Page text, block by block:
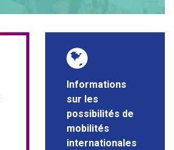
Informations
sur les
possibilités de
mobilités
internationales